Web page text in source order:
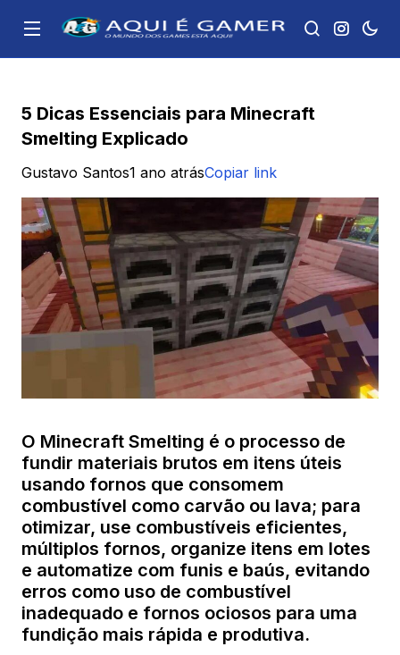
5 Dicas Essenciais para Minecraft
Smelting Explicado
Gustavo Santos1 ano atrásCopiar link
O Minecraft Smelting é o processo de
fundir materiais brutos em itens úteis
usando fornos que consomem
combustível como carvão ou lava; para
otimizar, use combustíveis eficientes,
múltiplos fornos, organize itens em lotes
e automatize com funis e baús, evitando
erros como uso de combustível
inadequado e fornos ociosos para uma
fundição mais rápida e produtiva.